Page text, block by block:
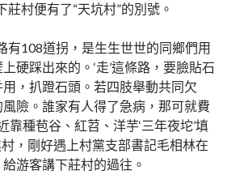
莊村便有了“天坑村”的別號。
有108道拐，是生生世世的同鄉們用
硬踩出來的。‘走’這條路，要臉貼石
，扒蹬石頭。若四肢舉動共同欠
險。誰家有人得了急病，那可就費
種苞谷、紅苕、洋芋‘三年夜坨’填
，剛好遇上村黨支部書記毛相林在
游客講下莊村的過往。